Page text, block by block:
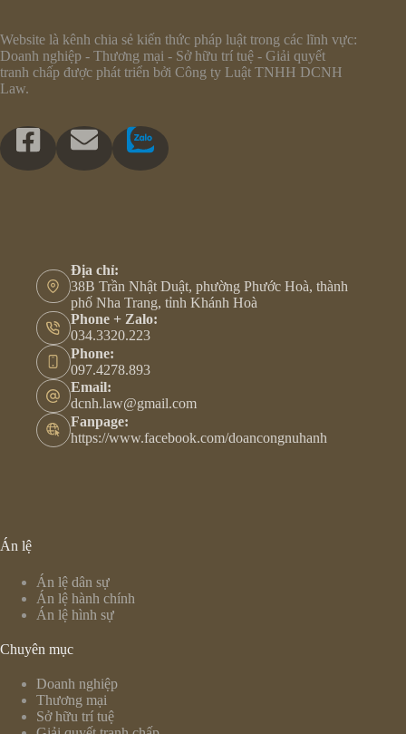
Website là kênh chia sẻ kiến thức pháp luật trong các lĩnh vực:
Doanh nghiệp - Thương mại - Sở hữu trí tuệ - Giải quyết
tranh chấp được phát triển bởi Công ty Luật TNHH DCNH
Law.
Địa chỉ:
38B Trần Nhật Duật, phường Phước Hoà, thành
phố Nha Trang, tỉnh Khánh Hoà
Phone + Zalo:
034.3320.223
Phone:
097.4278.893
Email:
dcnh.law@gmail.com
Fanpage:
https://www.facebook.com/doancongnuhanh
Án lệ
Án lệ dân sự
Án lệ hành chính
Án lệ hình sự
Chuyên mục
Doanh nghiệp
Thương mại
Sở hữu trí tuệ